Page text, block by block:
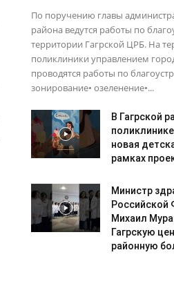
По поручению главы
района ведутся работы по
территории Гагрской ЦРБ. На
поликлиники управлением
проводятся работы по
зонирование• озеленение•...
В Гагрской
новая
рамках
Министр
Российской
Михаил
Гагрскую
районную